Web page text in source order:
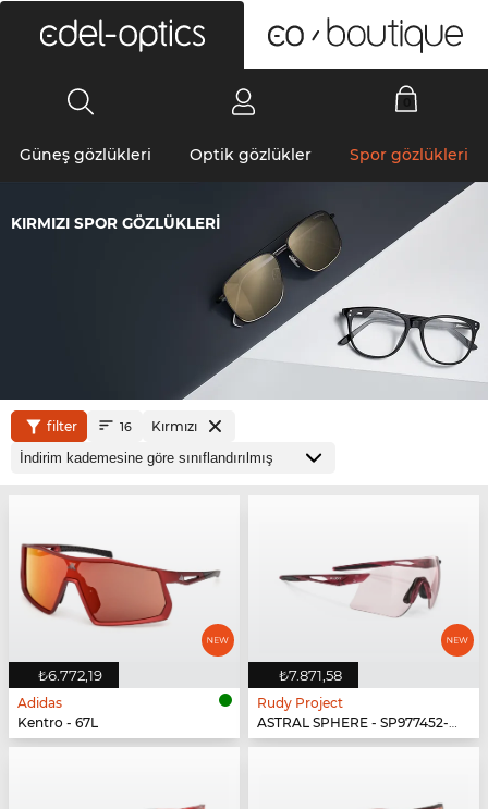
Güneş gözlükleri Optik gözlükler Spor gözlükleri
KIRMIZI SPOR GÖZLÜKLERI
filter 16 Kırmızı
₺6.772,19
Adidas
Kentro - 67L
₺7.871,58
Rudy Project
ASTRAL SPHERE - SP977452-0000